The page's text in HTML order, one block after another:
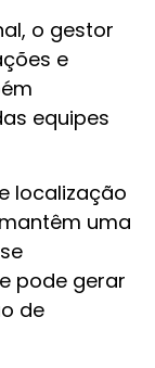
o gestor
e
equipes
localização
uma
pode gerar
de